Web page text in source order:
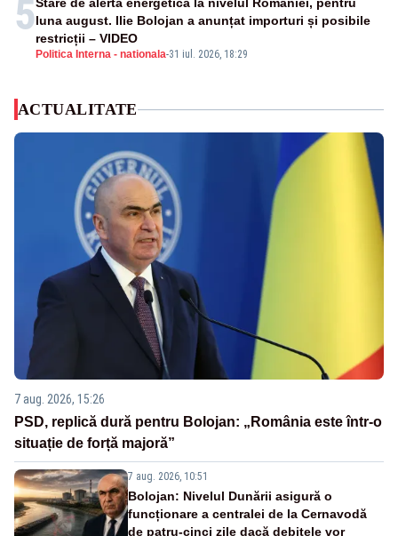
5
Politica Interna - nationala-31 iul. 2026, 18:29
luna august. Ilie Bolojan a anunțat importuri și posibile
restricții – VIDEO
ACTUALITATE
7 aug. 2026, 15:26
PSD, replică dură pentru Bolojan: „România este într-o
situație de forță majoră”
7 aug. 2026, 10:51
Bolojan: Nivelul Dunării asigură o
funcționare a centralei de la Cernavodă
de patru-cinci zile dacă debitele vor